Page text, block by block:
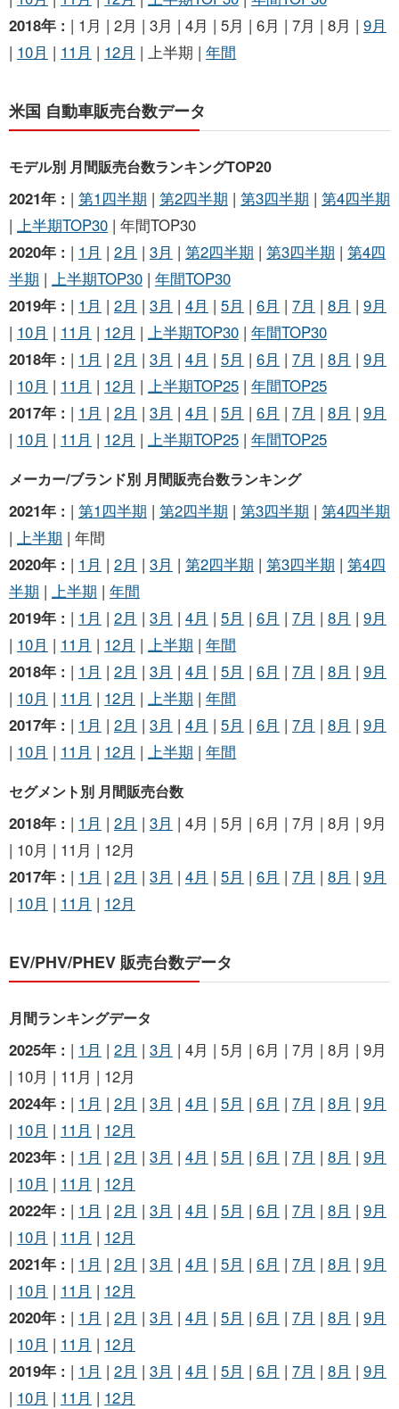
2018年 : | 1月 | 2月 | 3月 | 4月 | 5月 | 6月 | 7月 | 8月 | 9月
| 10月 | 11月 | 12月 | 上半期 | 年間
米国 自動車販売台数データ
モデル別 月間販売台数ランキングTOP20
2021年 : | 第1四半期 | 第2四半期 | 第3四半期 | 第4四半期
| 上半期TOP30 | 年間TOP30
2020年 : | 1月 | 2月 | 3月 | 第2四半期 | 第3四半期 | 第4四
半期 | 上半期TOP30 | 年間TOP30
2019年 : | 1月 | 2月 | 3月 | 4月 | 5月 | 6月 | 7月 | 8月 | 9月
| 10月 | 11月 | 12月 | 上半期TOP30 | 年間TOP30
2018年 : | 1月 | 2月 | 3月 | 4月 | 5月 | 6月 | 7月 | 8月 | 9月
| 10月 | 11月 | 12月 | 上半期TOP25 | 年間TOP25
2017年 : | 1月 | 2月 | 3月 | 4月 | 5月 | 6月 | 7月 | 8月 | 9月
| 10月 | 11月 | 12月 | 上半期TOP25 | 年間TOP25
メーカー/ブランド別 月間販売台数ランキング
2021年 : | 第1四半期 | 第2四半期 | 第3四半期 | 第4四半期
| 上半期 | 年間
2020年 : | 1月 | 2月 | 3月 | 第2四半期 | 第3四半期 | 第4四
半期 | 上半期 | 年間
2019年 : | 1月 | 2月 | 3月 | 4月 | 5月 | 6月 | 7月 | 8月 | 9月
| 10月 | 11月 | 12月 | 上半期 | 年間
2018年 : | 1月 | 2月 | 3月 | 4月 | 5月 | 6月 | 7月 | 8月 | 9月
| 10月 | 11月 | 12月 | 上半期 | 年間
2017年 : | 1月 | 2月 | 3月 | 4月 | 5月 | 6月 | 7月 | 8月 | 9月
| 10月 | 11月 | 12月 | 上半期 | 年間
セグメント別 月間販売台数
2018年 : | 1月 | 2月 | 3月 | 4月 | 5月 | 6月 | 7月 | 8月 | 9月
| 10月 | 11月 | 12月
2017年 : | 1月 | 2月 | 3月 | 4月 | 5月 | 6月 | 7月 | 8月 | 9月
| 10月 | 11月 | 12月
EV/PHV/PHEV 販売台数データ
月間ランキングデータ
2025年 : | 1月 | 2月 | 3月 | 4月 | 5月 | 6月 | 7月 | 8月 | 9月
| 10月 | 11月 | 12月
2024年 : | 1月 | 2月 | 3月 | 4月 | 5月 | 6月 | 7月 | 8月 | 9月
| 10月 | 11月 | 12月
2023年 : | 1月 | 2月 | 3月 | 4月 | 5月 | 6月 | 7月 | 8月 | 9月
| 10月 | 11月 | 12月
2022年 : | 1月 | 2月 | 3月 | 4月 | 5月 | 6月 | 7月 | 8月 | 9月
| 10月 | 11月 | 12月
2021年 : | 1月 | 2月 | 3月 | 4月 | 5月 | 6月 | 7月 | 8月 | 9月
| 10月 | 11月 | 12月
2020年 : | 1月 | 2月 | 3月 | 4月 | 5月 | 6月 | 7月 | 8月 | 9月
| 10月 | 11月 | 12月
2019年 : | 1月 | 2月 | 3月 | 4月 | 5月 | 6月 | 7月 | 8月 | 9月
| 10月 | 11月 | 12月